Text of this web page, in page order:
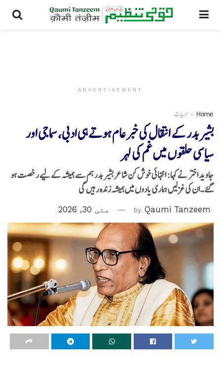
ADVERTISEMENT
Home ادبیات
بشیر بدر کے انتقال کی خبر عام ہوتے ہی ادبی، سماجی اور
سیاسی حلقوں میں غم کی لہر
جاوید اختر نے کہا: انتہائی خوش کن شاعر بشیر بدر ہم سے ہمیشہ کے لیے رخصت ہو
گئے۔ان کی غزلیں ہماری یادوں میں ہمیشہ زندہ رہیں گی
by Qaumi Tanzeem مئی 30, 2026